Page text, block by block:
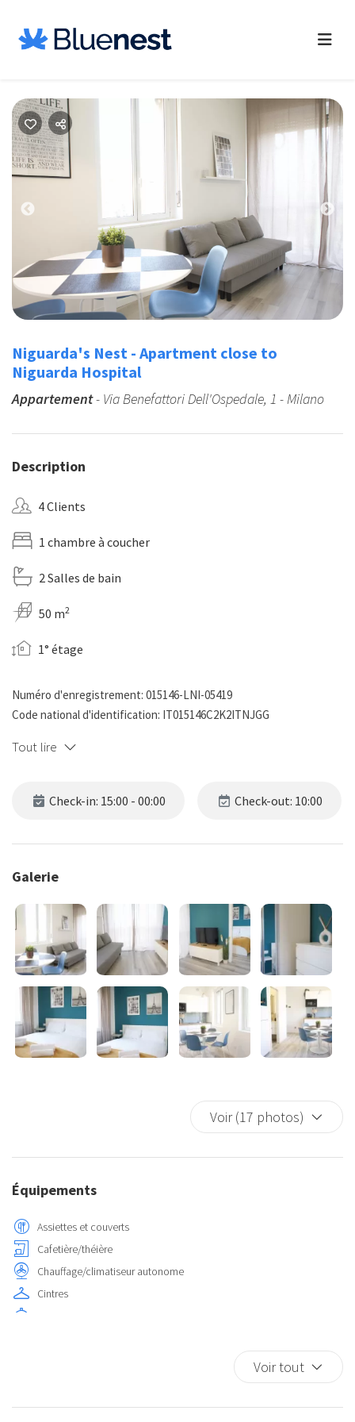
Niguarda's Nest - Apartment close to
Niguarda Hospital
Appartement- Via Benefattori Dell'Ospedale, 1 - Milano
Description
4 Clients
1 chambre à coucher
2 Salles de bain
50 m2
1° étage
Numéro d'enregistrement: 015146-LNI-05419
Code national d'identification: IT015146C2K2ITNJGG
Tout lire
Check-in: 15:00 - 00:00 Check-out: 10:00
Galerie
Voir (17 photos)
Équipements
Assiettes et couverts
Cafetière/théière
Chauffage/climatiseur autonome
Cintres
Extincteur
Voir tout